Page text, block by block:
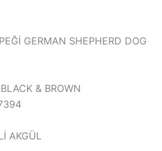
GERMAN SHEPHERD DOG
& BROWN
AKGÜL